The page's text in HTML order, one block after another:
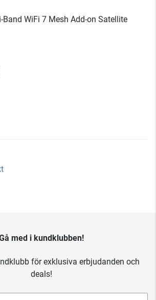
Band WiFi 7 Mesh Add-on Satellite
med i kundklubben!
för exklusiva erbjudanden och
deals!